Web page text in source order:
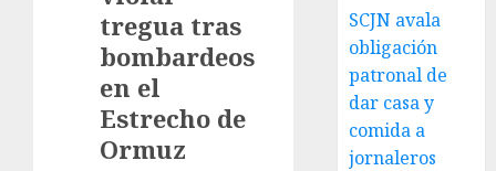
tregua tras
bombardeos
en el
Estrecho de
Ormuz
SCJN avala
obligación
patronal de
dar casa y
comida a
jornaleros